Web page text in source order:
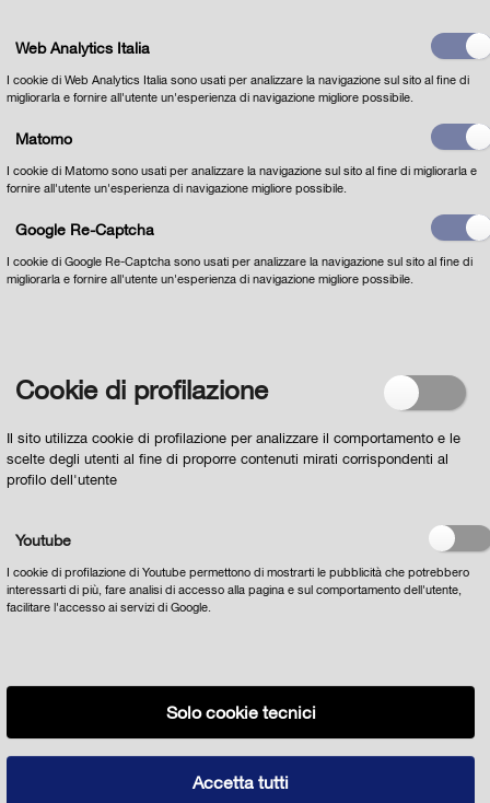
Dichiaro di aver lettol'INFORMATIVA per il
Privacy Cookie policy Note Legali tutte le notizie
© 2022 Comune di Parma Strada Repubblica 1 43121 - Parma Partita
Web Analytics Italia
I cookie di Web Analytics Italia sono usati per analizzare la navigazione sul sito al fine di
migliorarla e fornire all'utente un'esperienza di navigazione migliore possibile.
Matomo
I cookie di Matomo sono usati per analizzare la navigazione sul sito al fine di migliorarla e
fornire all'utente un'esperienza di navigazione migliore possibile.
Google Re-Captcha
I cookie di Google Re-Captcha sono usati per analizzare la navigazione sul sito al fine di
migliorarla e fornire all'utente un'esperienza di navigazione migliore possibile.
Cookie di profilazione
Il sito utilizza cookie di profilazione per analizzare il comportamento e le
scelte degli utenti al fine di proporre contenuti mirati corrispondenti al
profilo dell'utente
Youtube
I cookie di profilazione di Youtube permettono di mostrarti le pubblicità che potrebbero
interessarti di più, fare analisi di accesso alla pagina e sul comportamento dell'utente,
facilitare l'accesso ai servizi di Google.
Solo cookie tecnici
Accetta tutti